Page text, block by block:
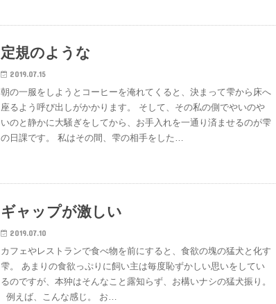
定規のような
2019.07.15
朝の一服をしようとコーヒーを淹れてくると、決まって雫から床へ
座るよう呼び出しがかかります。 そして、その私の側でやいのや
いのと静かに大騒ぎをしてから、お手入れを一通り済ませるのが雫
の日課です。 私はその間、雫の相手をした…
ギャップが激しい
2019.07.10
カフェやレストランで食べ物を前にすると、食欲の塊の猛犬と化す
雫。 あまりの食欲っぷりに飼い主は毎度恥ずかしい思いをしてい
るのですが、本狆はそんなこと露知らず、お構いナシの猛犬振り。
例えば、こんな感じ。 お…